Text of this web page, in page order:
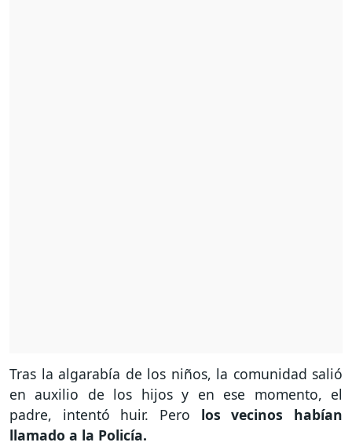
Tras la algarabía de los niños, la comunidad salió
en auxilio de los hijos y en ese momento, el
padre, intentó huir. Pero los vecinos habían
llamado a la Policía.